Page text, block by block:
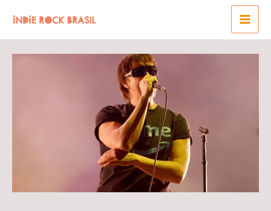
para
o
conteúdo